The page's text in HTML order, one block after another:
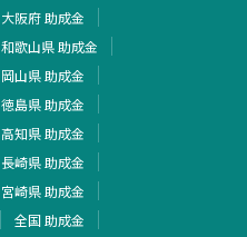
大阪府 助成金
和歌山県 助成金
岡山県 助成金
徳島県 助成金
高知県 助成金
長崎県 助成金
宮崎県 助成金
全国 助成金